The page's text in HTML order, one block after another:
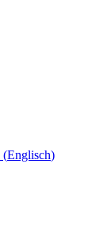
(Englisch)